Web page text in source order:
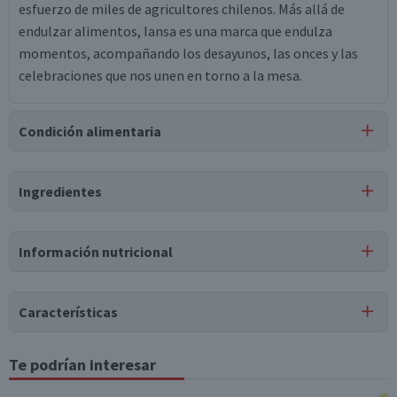
esfuerzo de miles de agricultores chilenos. Más allá de
endulzar alimentos, Iansa es una marca que endulza
momentos, acompañando los desayunos, las onces y las
celebraciones que nos unen en torno a la mesa.
Condición alimentaria
Ingredientes
Información nutricional
Tabla nutricional
medios
Características
Tipo de Producto
Azúcar Blanca
Te podrían interesar